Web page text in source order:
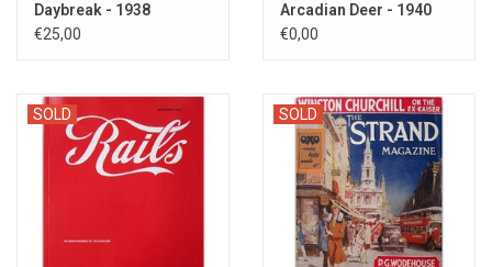
Daybreak - 1938
€25,00
Arcadian Deer - 1940
€0,00
SOLD SOLD